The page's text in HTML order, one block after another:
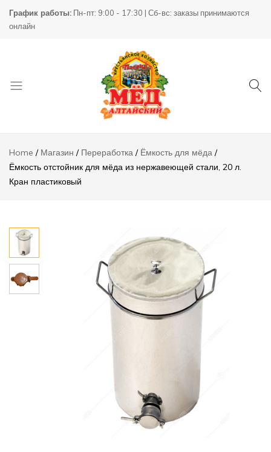
График работы: Пн-пт: 9:00 - 17:30 | Сб-вс: заказы принимаются
онлайн
пчеловодства
Home
Магазин Переработка
Ёмкость для мёда
Ёмкость отстойник для мёда из нержавеющей стали, 20 л.
Кран пластиковый
Ёмкость
отстойник
пластиковый